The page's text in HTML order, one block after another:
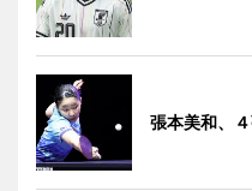
張本美和、